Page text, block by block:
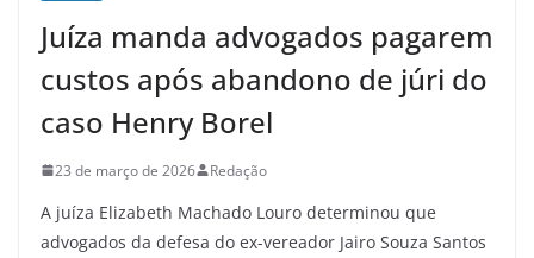
Juíza manda advogados pagarem
custos após abandono de júri do
caso Henry Borel
23 de março de 2026 Redação
A juíza Elizabeth Machado Louro determinou que
advogados da defesa do ex-vereador Jairo Souza Santos